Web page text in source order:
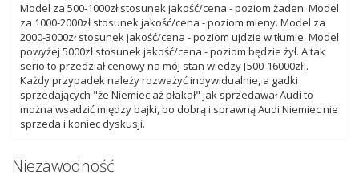
Model za 500-1000zł stosunek jakość/cena - poziom żaden. Model
za 1000-2000zł stosunek jakość/cena - poziom mieny. Model za
2000-3000zł stosunek jakość/cena - poziom ujdzie w tłumie. Model
powyżej 5000zł stosunek jakość/cena - poziom będzie żył. A tak
serio to przedział cenowy na mój stan wiedzy [500-16000zł].
Każdy przypadek należy rozważyć indywidualnie, a gadki
sprzedających "że Niemiec aż płakał" jak sprzedawał Audi to
można wsadzić między bajki, bo dobrą i sprawną Audi Niemiec nie
sprzeda i koniec dyskusji.
Niezawodność